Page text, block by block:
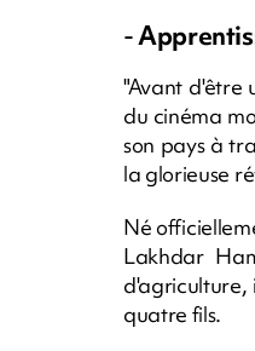
-
"Avant d'être
du cinéma
son pays à
la glorieuse
Né
Lakhdar
d'agriculture,
quatre fils.